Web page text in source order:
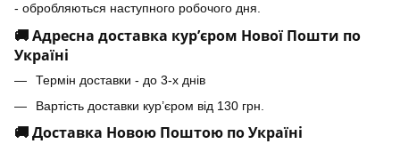
- обробляються наступного робочого дня.
🚚 Адресна доставка кур’єром Нової Пошти по
Україні
Термін доставки - до 3-х днів
Вартість доставки кур’єром від 130 грн.
🚚 Доставка Новою Поштою по Україні